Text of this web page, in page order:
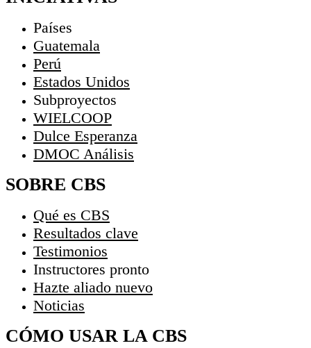
Países
Guatemala
Perú
Estados Unidos
Subproyectos
WIELCOOP
Dulce Esperanza
DMOC Análisis
SOBRE CBS
Qué es CBS
Resultados clave
Testimonios
Instructores pronto
Hazte aliado nuevo
Noticias
CÓMO USAR LA CBS